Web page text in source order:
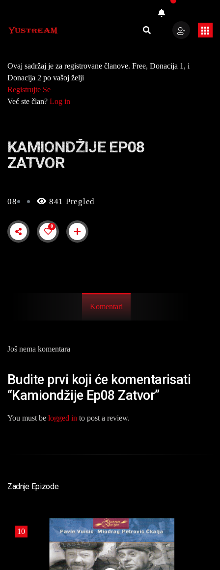
Ovaj sadržaj je za registrovane članove. Free, Donacija 1, i
Donacija 2 po vašoj želji
Registrujte Se
Već ste član? Log in
KAMIONDŽIJE EP08
ZATVOR
08 841 Pregled
0
Komentari
Još nema komentara
Budite prvi koji će komentarisati
“Kamiondžije Ep08 Zatvor”
You must be logged in to post a review.
Zadnje Epizode
10